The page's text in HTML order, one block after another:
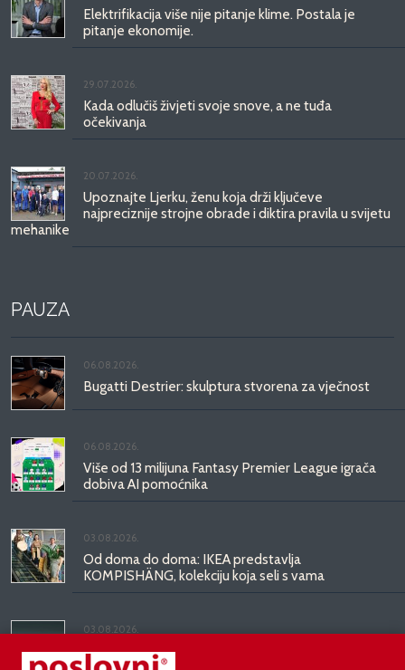
Elektrifikacija više nije pitanje klime. Postala je
pitanje ekonomije.
29.07.2026.
Kada odlučiš živjeti svoje snove, a ne tuđa
očekivanja
20.07.2026.
Upoznajte Ljerku, ženu koja drži ključeve
najpreciznije strojne obrade i diktira pravila u svijetu
mehanike
PAUZA
06.08.2026.
Bugatti Destrier: skulptura stvorena za vječnost
06.08.2026.
Više od 13 milijuna Fantasy Premier League igrača
dobiva AI pomoćnika
03.08.2026.
Od doma do doma: IKEA predstavlja
KOMPISHÄNG, kolekciju koja seli s vama
03.08.2026.
Kineski BYD predstavio luksuznu limuzinu veću od
Mercedesove S-klase, obećava domet do 1.000